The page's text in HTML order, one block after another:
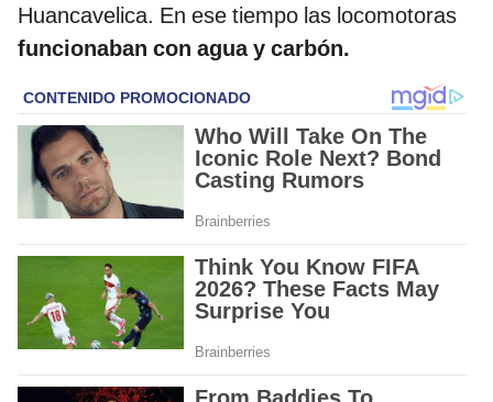
Huancavelica. En ese tiempo las locomotoras
funcionaban con agua y carbón.